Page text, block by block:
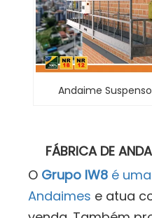
Andaime
FÁBRICA DE
O Grupo IW8 é
Andaimes e atua